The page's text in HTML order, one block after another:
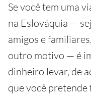
Se você tem uma
na Eslováquia —
amigos e
outro motivo — é
dinheiro levar, de
que você pretende